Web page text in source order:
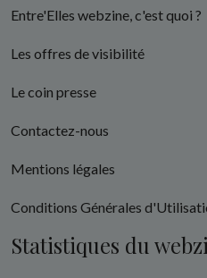
Entre'Elles webzine, c'est quoi ?
Les offres de visibilité
Le coin presse
Contactez-nous
Mentions légales
Conditions Générales
Statistiques du